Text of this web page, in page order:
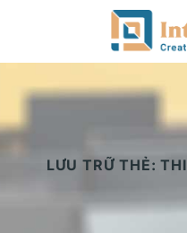
LƯU TRỮ THẺ: